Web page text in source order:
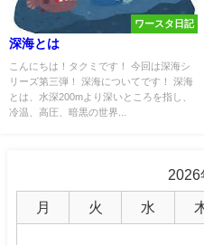
ワースタ日記
深海とは
こんにちは！タクミです！ 今回は深海シ
リーズ第三弾！ 深海についてです！ 深海
とは、水深200mより深いところを指し、
冷温、高圧、暗黒の世界...
2026
月 火 水